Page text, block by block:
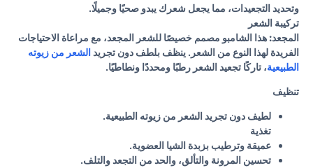
وتحديد التجعيدات، مما يجعل شعرك يبدو صحيًا وجميلًا.
تركيبة الشعر
المجعد: هذا الشامبو مصمم خصيصًا للشعر المجعد، مع مراعاة الاحتياجات
الفريدة لهذا النوع من الشعر. ينظف بلطف دون تجريدالشعر من زيوته
الطبيعية، تاركًا تجعيد الشعر رطبًا ومحددًا ونطاطيًا.
تنظيف
لطيف دون تجريد الشعر من زيوته الطبيعية.
تغذية
عميقة وترطيب بزبدة الشيا العضوية.
تحسين المرونة والتألق، والحد من التجعد والتلف.